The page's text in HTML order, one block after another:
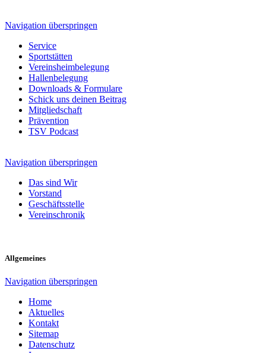
Navigation überspringen
Service
Sportstätten
Vereinsheimbelegung
Hallenbelegung
Downloads & Formulare
Schick uns deinen Beitrag
Mitgliedschaft
Prävention
TSV Podcast
Navigation überspringen
Das sind Wir
Vorstand
Geschäftsstelle
Vereinschronik
Allgemeines
Navigation überspringen
Home
Aktuelles
Kontakt
Sitemap
Datenschutz